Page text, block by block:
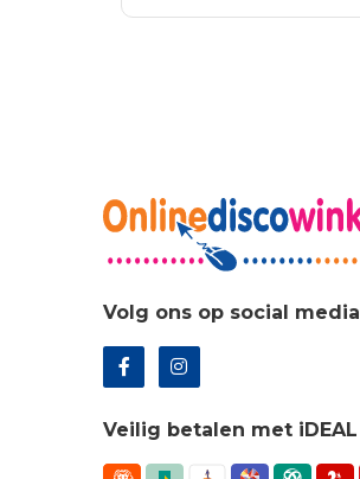
was:
is:
WINKELWAGEN
Volg ons op social media
Veilig betalen met iDEAL